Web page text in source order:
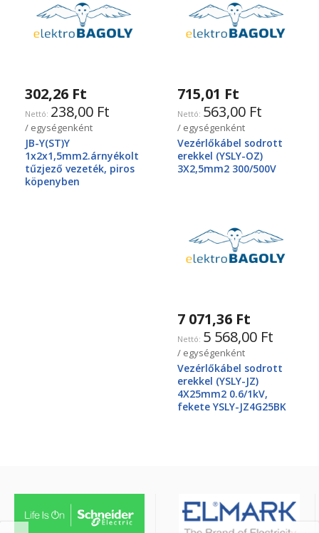
302,26 Ft
238,00 Ft
/ egységenként
JB-Y(ST)Y
1x2x1,5mm2.árnyékolt
tűzjező vezeték, piros
köpenyben
715,01 Ft
563,00 Ft
/ egységenként
Vezérlőkábel sodrott
erekkel (YSLY-OZ)
3X2,5mm2 300/500V
7 071,36 Ft
5 568,00 Ft
/ egységenként
Vezérlőkábel sodrott
erekkel (YSLY-JZ)
4X25mm2 0.6/1kV,
fekete YSLY-JZ4G25BK